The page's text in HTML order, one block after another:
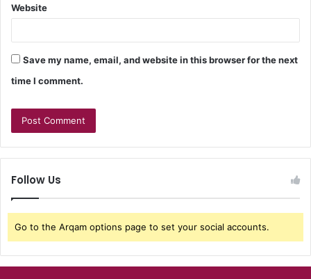
Website
Save my name, email, and website in this browser for the next
time I comment.
Follow Us
Go to the Arqam options page to set your social accounts.